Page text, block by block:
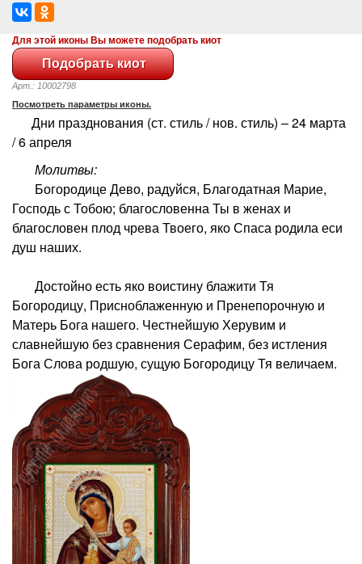
Для этой иконы Вы можете подобрать киот
Арт.: 10002798
Посмотреть параметры иконы.
Дни празднования (ст. стиль / нов. стиль) – 24 марта
/ 6 апреля
Молитвы:
Богородице Дево, радуйся, Благодатная Марие,
Господь с Тобою; благословенна Ты в женах и
благословен плод чрева Твоего, яко Спаса родила еси
душ наших.
Достойно есть яко воистину блажити Тя
Богородицу, Присноблаженную и Пренепорочную и
Матерь Бога нашего. Честнейшую Херувим и
славнейшую без сравнения Серафим, без истления
Бога Слова родшую, сущую Богородицу Тя величаем.